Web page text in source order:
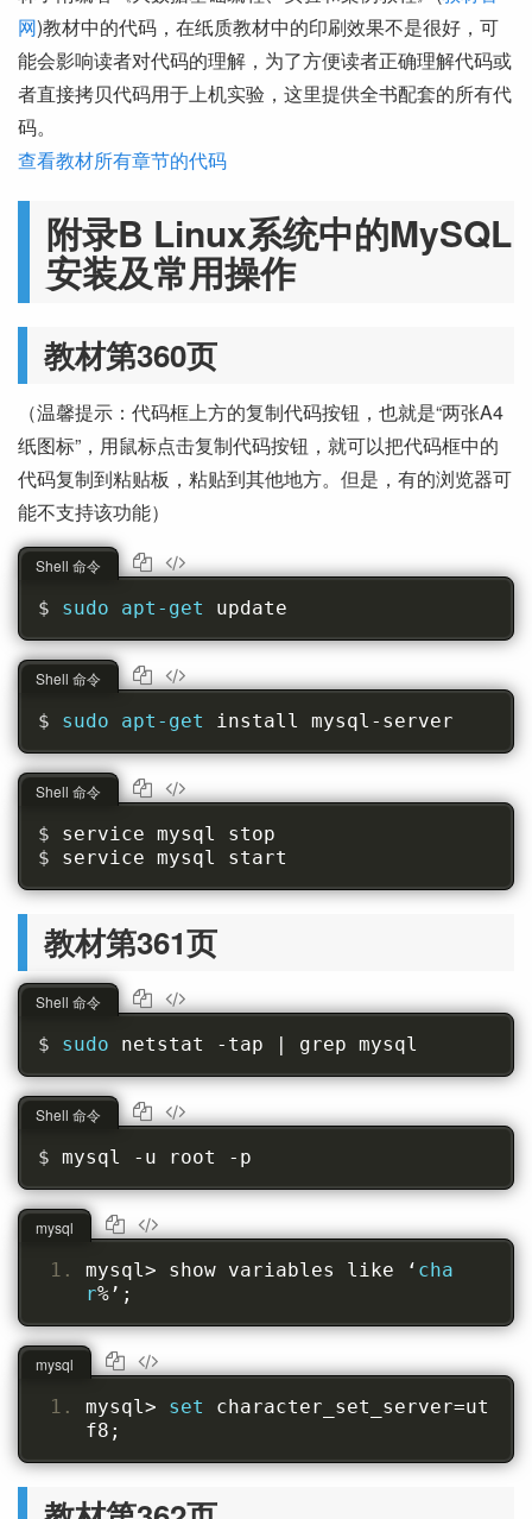
网)教材中的代码，在纸质教材中的印刷效果不是很好，可
能会影响读者对代码的理解，为了方便读者正确理解代码或
者直接拷贝代码用于上机实验，这里提供全书配套的所有代
码。
查看教材所有章节的代码
附录B Linux系统中的MySQL
安装及常用操作
教材第360页
（温馨提示：代码框上方的复制代码按钮，也就是“两张A4
纸图标”，用鼠标点击复制代码按钮，就可以把代码框中的
代码复制到粘贴板，粘贴到其他地方。但是，有的浏览器可
能不支持该功能）
sudo apt-get update
Shell 命令
sudo apt-get install mysql-server
Shell 命令
service mysql stop
service mysql start
Shell 命令
教材第361页
sudo netstat -tap | grep mysql
Shell 命令
mysql -u root -p
Shell 命令
mysql> show variables like ‘ cha
r%’;
mysql
mysql> set character_set_server=ut
f8 ;
mysql